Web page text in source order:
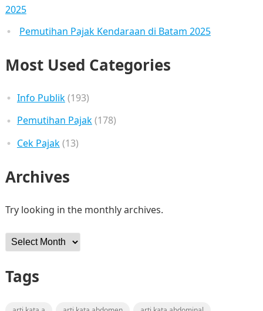
2025
Pemutihan Pajak Kendaraan di Batam 2025
Most Used Categories
Info Publik(193)
Pemutihan Pajak(178)
Cek Pajak(13)
Archives
Try looking in the monthly archives.
Archives
Tags